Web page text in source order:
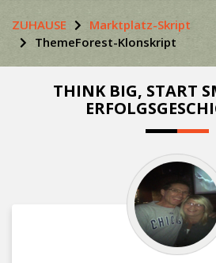
ZUHAUSE
Marktplatz-Skript
ThemeForest-Klonskript
THINK BIG, START